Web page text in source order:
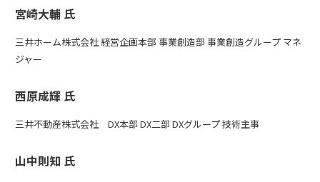
宮崎大輔 氏
三井ホーム株式会社 経営企画本部 事業創造部 事業創造グループ マネ
ジャー
西原成輝 氏
三井不動産株式会社 DX本部 DX二部 DXグループ 技術主事
山中則知 氏